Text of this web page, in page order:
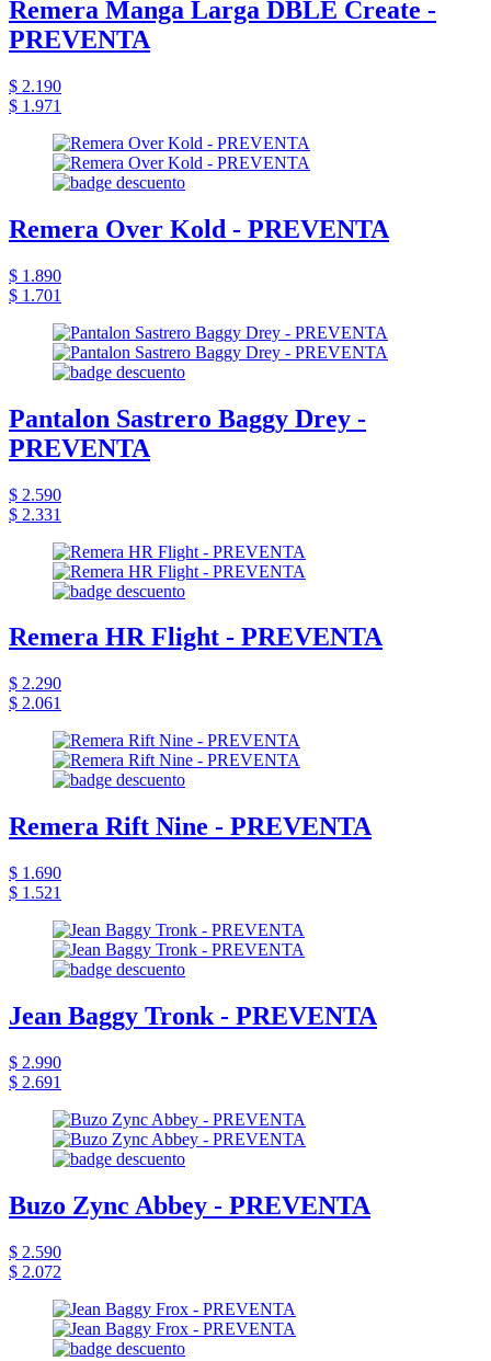
Remera Manga Larga DBLE Create -
PREVENTA
$ 2.190
$ 1.971
Remera Over Kold - PREVENTA
$ 1.890
$ 1.701
Pantalon Sastrero Baggy Drey -
PREVENTA
$ 2.590
$ 2.331
Remera HR Flight - PREVENTA
$ 2.290
$ 2.061
Remera Rift Nine - PREVENTA
$ 1.690
$ 1.521
Jean Baggy Tronk - PREVENTA
$ 2.990
$ 2.691
Buzo Zync Abbey - PREVENTA
$ 2.590
$ 2.072